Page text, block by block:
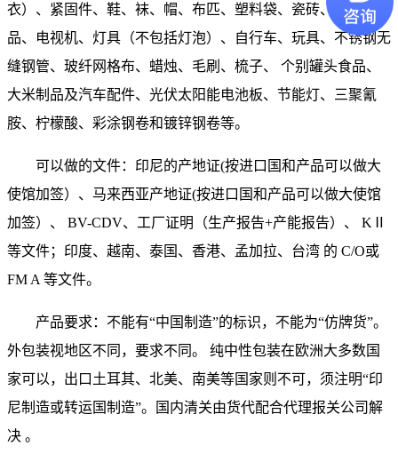
衣）、紧固件、鞋、袜、帽、布匹、塑料袋、瓷砖、陶瓷制
品、电视机、灯具（不包括灯泡）、自行车、玩具、不锈钢无
缝钢管、玻纤网格布、蜡烛、毛刷、梳子、 个别罐头食品、
大米制品及汽车配件、光伏太阳能电池板、节能灯、三聚氰
胺、柠檬酸、彩涂钢卷和镀锌钢卷等。
可以做的文件：印尼的产地证(按进口国和产品可以做大
使馆加签）、马来西亚产地证(按进口国和产品可以做大使馆
加签）、 BV-CDV、工厂证明（生产报告+产能报告）、 KⅡ
等文件；印度、越南、泰国、香港、孟加拉、台湾 的 C/O或
FM A 等文件。
产品要求：不能有“中国制造”的标识，不能为“仿牌货”。
外包装视地区不同，要求不同。 纯中性包装在欧洲大多数国
家可以，出口土耳其、北美、南美等国家则不可，须注明“印
尼制造或转运国制造”。国内清关由货代配合代理报关公司解
决 。